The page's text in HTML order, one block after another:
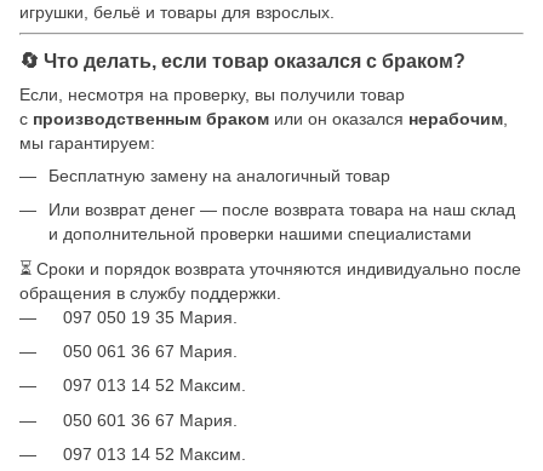
игрушки, бельё и товары для взрослых.
🔄 Что делать, если товар оказался с браком?
Если, несмотря на проверку, вы получили товар
с производственным браком или он оказался нерабочим
мы гарантируем:
Бесплатную замену на аналогичный товар
Или возврат денег — после возврата товара на наш склад
и дополнительной проверки нашими специалистами
⏳ Сроки и порядок возврата уточняются индивидуально после
обращения в службу поддержки.
097 050 19 35 Мария.
050 061 36 67 Мария.
097 013 14 52 Максим.
050 601 36 67 Мария.
097 013 14 52 Максим.